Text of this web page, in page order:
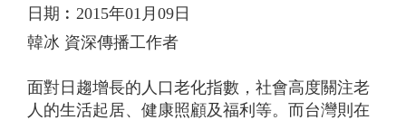
日期︰2015年01月09日
韓冰 資深傳播工作者
面對日趨增長的人口老化指數，社會高度關注老
人的生活起居、健康照顧及福利等。而台灣則在